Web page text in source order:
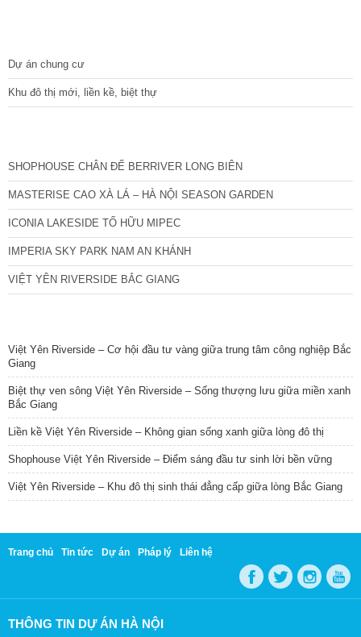
Dự án chung cư
Khu đô thị mới, liền kề, biệt thự
SHOPHOUSE CHÂN ĐẾ BERRIVER LONG BIÊN
MASTERISE CAO XÀ LÁ – HÀ NỘI SEASON GARDEN
ICONIA LAKESIDE TỐ HỮU MIPEC
IMPERIA SKY PARK NAM AN KHÁNH
VIỆT YÊN RIVERSIDE BẮC GIANG
Việt Yên Riverside – Cơ hội đầu tư vàng giữa trung tâm công nghiệp Bắc
Giang
Biệt thự ven sông Việt Yên Riverside – Sống thượng lưu giữa miền xanh
Bắc Giang
Liền kề Việt Yên Riverside – Không gian sống xanh giữa lòng đô thị
Shophouse Việt Yên Riverside – Điểm sáng đầu tư sinh lời bền vững
Việt Yên Riverside – Khu đô thị sinh thái đẳng cấp giữa lòng Bắc Giang
Trang chủ Tin tức Dự án Pháp lý Liên hệ
THÔNG TIN DỰ ÁN HÀ NỘI